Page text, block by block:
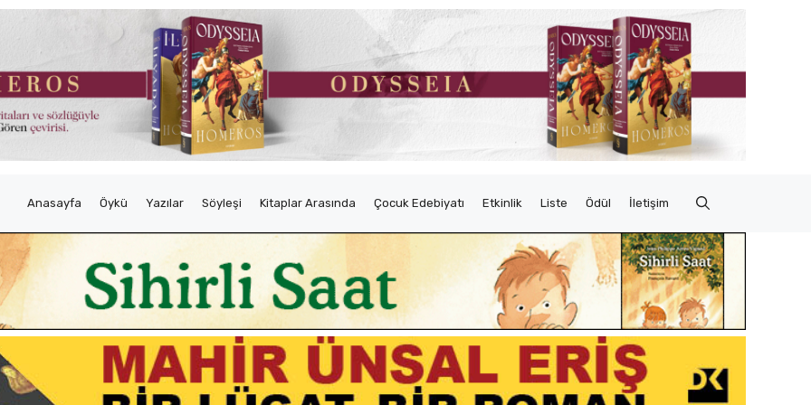
Anasayfa Öykü Yazılar Söyleşi Kitaplar Arasında Çocuk Edebiyatı Etkinlik Liste Ödül İletişim